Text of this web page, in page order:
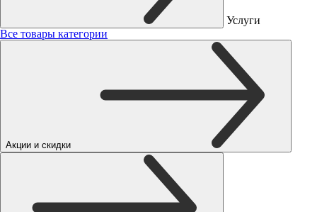
Услуги
Все товары категории
Акции и скидки